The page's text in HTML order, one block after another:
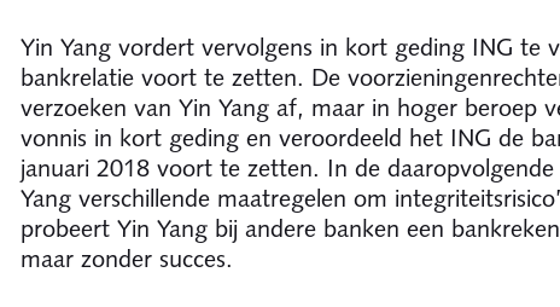
Yin Yang vordert vervolgens in kort geding ING te
bankrelatie voort te zetten. De
verzoeken van Yin Yang af, maar in hoger beroep
vonnis in kort geding en veroordeeld het ING de
januari 2018 voort te zetten. In de
Yang verschillende maatregelen om
probeert Yin Yang bij andere banken een
maar zonder succes.